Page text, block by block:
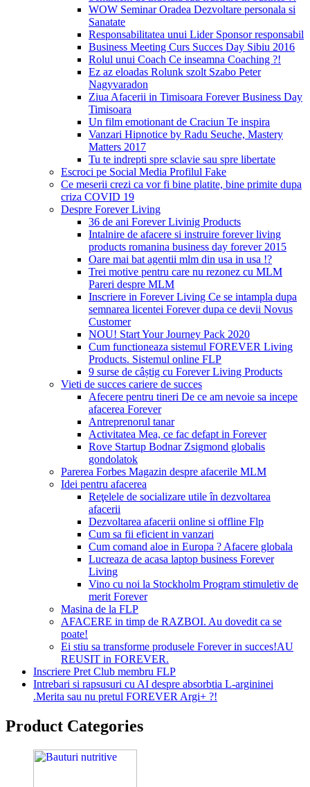
WOW Seminar Oradea Dezvoltare personala si
Sanatate
Responsabilitatea unui Lider Sponsor responsabil
Business Meeting Curs Succes Day Sibiu 2016
Rolul unui Coach Ce inseamna Coaching ?!
Ez az eloadas Rolunk szolt Szabo Peter
Nagyvaradon
Ziua Afacerii in Timisoara Forever Business Day
Timisoara
Un film emotionant de Craciun Te inspira
Vanzari Hipnotice by Radu Seuche, Mastery
Matters 2017
Tu te indrepti spre sclavie sau spre libertate
Escroci pe Social Media Profilul Fake
Ce meserii crezi ca vor fi bine platite, bine primite dupa
criza COVID 19
Despre Forever Living
36 de ani Forever Livinig Products
Intalnire de afacere si instruire forever living
products romanina business day forever 2015
Oare mai bat agentii mlm din usa in usa !?
Trei motive pentru care nu rezonez cu MLM
Pareri despre MLM
Inscriere in Forever Living Ce se intampla dupa
semnarea licentei Forever dupa ce devii Novus
Customer
NOU! Start Your Journey Pack 2020
Cum functioneaza sistemul FOREVER Living
Products. Sistemul online FLP
9 surse de câștig cu Forever Living Products
Vieti de succes cariere de succes
Afecere pentru tineri De ce am nevoie sa incepe
afacerea Forever
Antreprenorul tanar
Activitatea Mea, ce fac defapt in Forever
Rove Startup Bodnar Zsigmond globalis
gondolatok
Parerea Forbes Magazin despre afacerile MLM
Idei pentru afacerea
Reţelele de socializare utile în dezvoltarea
afacerii
Dezvoltarea afacerii online si offline Flp
Cum sa fii eficient in vanzari
Cum comand aloe in Europa ? Afacere globala
Lucreaza de acasa laptop business Forever
Living
Vino cu noi la Stockholm Program stimuletiv de
merit Forever
Masina de la FLP
AFACERE in timp de RAZBOI. Au dovedit ca se
poate!
Ei stiu sa transforme produsele Forever in succes!AU
REUSIT in FOREVER.
Inscriere Pret Club membru FLP
Intrebari si rapsusuri cu AI despre absorbtia L-argininei
.Merita sau nu pretul FOREVER Argi+ ?!
Product Categories